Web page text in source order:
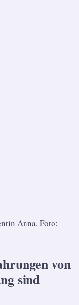
Anna, Foto:
von
sind